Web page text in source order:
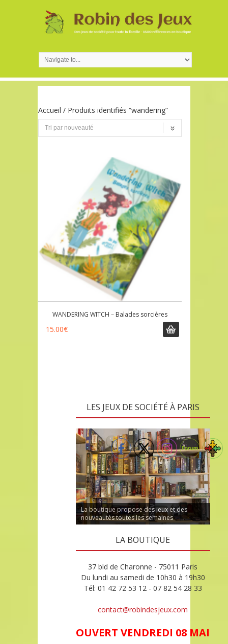
Accueil / Produits identifiés “wandering”
WANDERING WITCH – Balades sorcières
15.00€
LES JEUX DE SOCIÉTÉ À PARIS
La boutique propose des jeux et des
nouveautés toutes les semaines
LA BOUTIQUE
37 bld de Charonne - 75011 Paris
Du lundi au samedi de 10h30 à 19h30
Tél: 01 42 72 53 12 - 07 82 54 28 33
contact@robindesjeux.com
OUVERT VENDREDI 08 MAI